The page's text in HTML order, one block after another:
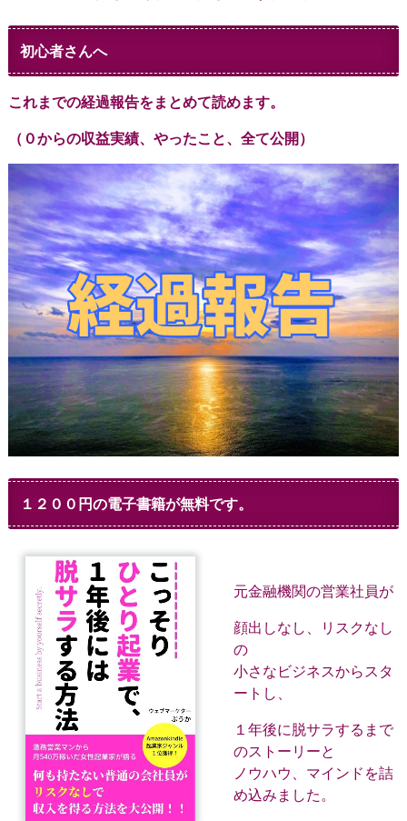
初心者さんへ
これまでの経過報告をまとめて読めます。
（０からの収益実績、やったこと、全て公開）
１２００円の電子書籍が無料です。
元金融機関の営業社員が
顔出しなし、リスクなし
の
小さなビジネスからスタ
ートし、
１年後に脱サラするまで
のストーリーと
ノウハウ、マインドを詰
め込みました。